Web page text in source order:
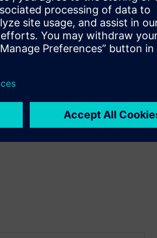
állását